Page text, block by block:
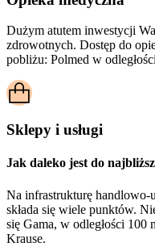
Dużym atutem inwestycji
zdrowotnych. Dostęp do
pobliżu: Polmed w
Sklepy i usługi
Jak daleko jest do
Na infrastrukturę handlowo-
składa się wiele punktów.
się Gama, w odległości 100
Krause.